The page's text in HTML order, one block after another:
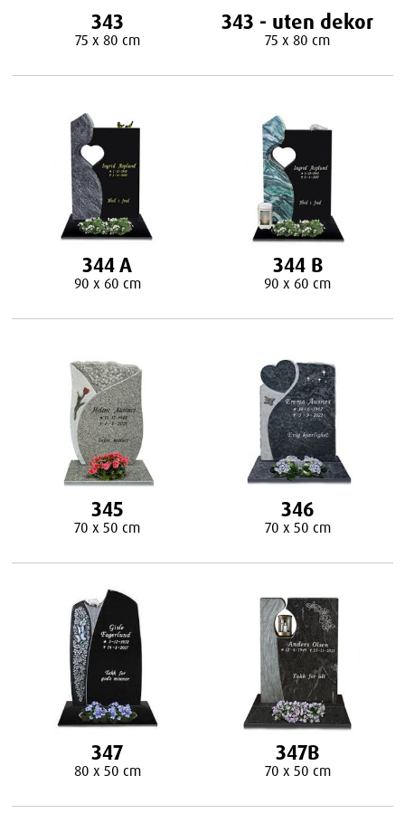
343
75 x 80 cm
343 - uten dekor
75 x 80 cm
344 A
90 x 60 cm
344 B
90 x 60 cm
345
70 x 50 cm
346
70 x 50 cm
347
80 x 50 cm
347B
70 x 50 cm